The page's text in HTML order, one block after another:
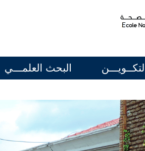
التكــويـــن البحث العلمـــي